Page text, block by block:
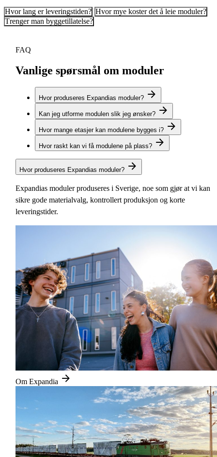
Hvor lang er leveringstiden?
Hvor mye koster det å leie moduler?
Trenger man byggetillatelse?
FAQ
Vanlige spørsmål om moduler
Hvor produseres Expandias moduler?
Kan jeg utforme modulen slik jeg ønsker?
Hvor mange etasjer kan modulene bygges i?
Hvor raskt kan vi få modulene på plass?
Hvor produseres Expandias moduler?
Expandias moduler produseres i Sverige, noe som gjør at vi kan
sikre gode materialvalg, kontrollert produksjon og korte
leveringstider.
Om Expandia